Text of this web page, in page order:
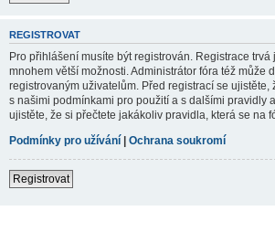
REGISTROVAT
Pro přihlášení musíte být registrován. Registrace
mnohem větší možnosti. Administrátor fóra též může
registrovaným uživatelům. Před registrací se ujistěte,
s našimi podmínkami pro použití a s dalšími pravidly
ujistěte, že si přečtete jakákoliv pravidla, která se na
Podmínky pro užívání | Ochrana soukromí
Registrovat